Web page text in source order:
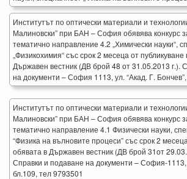
Институтът по оптически материали и
Малиновски” при БАН – София обявява конкурс
тематично направление 4.2 „Химически науки“,
„Физикохимия“ със срок 2 месеца от
Държавен вестник (ДВ брой 48 от 31.05.2013 г.).
на документи – София 1113, ул. “Акад. Г.
Институтът по оптически материали и
Малиновски” при БАН – София обявява конкурс
тематично направление 4.1 Физически науки,
“Физика на вълновите процеси” със срок 2
обявата в Държавен вестник (ДВ брой 31от
Справки и подаване на документи – София-1113,
бл.109, тел 9793501